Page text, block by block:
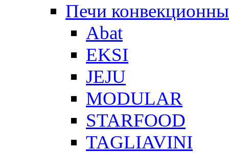
Печи
Abat
EKSI
JEJU
MODULAR
STARFOOD
TAGLIAVINI